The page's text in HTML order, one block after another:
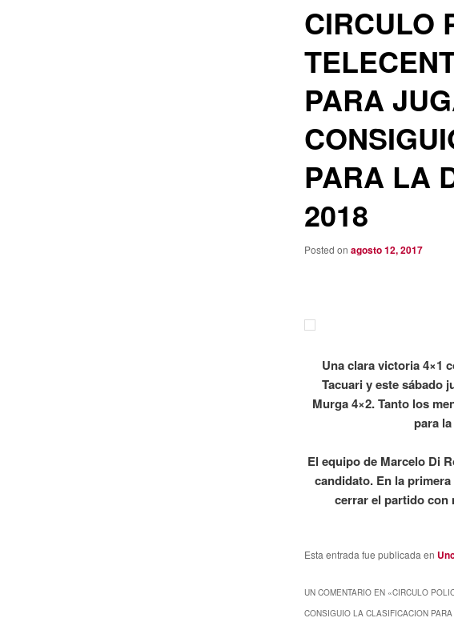
CIRCULO
PARA
PARA LA
2018
Posted on agosto 12, 2017
Una clara victoria 4×1
Tacuari y este sábado
Murga 4×2. Tanto los
para
El equipo de Marcelo Di
candidato. En la
cerrar el partido con
Esta entrada fue publicada en
UN COMENTARIO EN «CIRCULO
CONSIGUIO LA CLASIFICACION